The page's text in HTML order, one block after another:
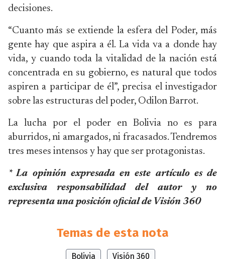
decisiones.
“Cuanto más se extiende la esfera del Poder, más
gente hay que aspira a él. La vida va a donde hay
vida, y cuando toda la vitalidad de la nación está
concentrada en su gobierno, es natural que todos
aspiren a participar de él”, precisa el investigador
sobre las estructuras del poder, Odilon Barrot.
La lucha por el poder en Bolivia no es para
aburridos, ni amargados, ni fracasados. Tendremos
tres meses intensos y hay que ser protagonistas.
* La opinión expresada en este artículo es de
exclusiva responsabilidad del autor y no
representa una posición oficial de Visión 360
Temas de esta nota
Bolivia Visión 360